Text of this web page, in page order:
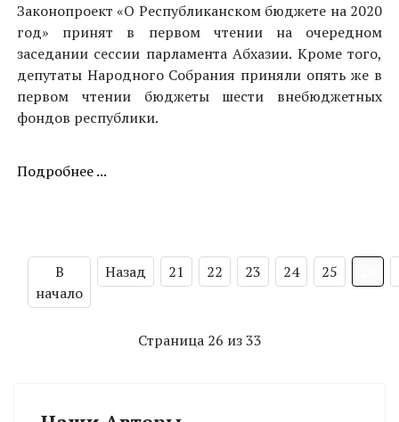
Законопроект «О Республиканском бюджете на 2020
год» принят в первом чтении на очередном
заседании сессии парламента Абхазии. Кроме того,
депутаты Народного Собрания приняли опять же в
первом чтении бюджеты шести внебюджетных
фондов республики.
Подробнее ...
В
начало
Назад 21 22 23 24 25
Страница 26 из 33